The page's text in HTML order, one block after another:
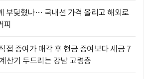
부딪혔나… 국내선 가격 올리고 해외로
피
접 증여가 매각 후 현금 증여보다 세금 7
산기 두드리는 강남 고령층